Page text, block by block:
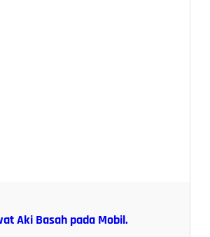
Aki Basah pada Mobil.